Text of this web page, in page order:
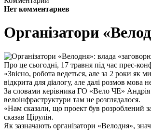
Нет комментариев
Організатори
Про це сьогодні, 17 травня під час прес-
«Звісно, робота ведеться, але за 2 роки
відкрита для діалогу, але далі розмов мова
За словами керівника ГО «Вело ЧЕ» Андрія
велоінфраструктури там не розглядалося.
«Нам сказали, що проект був розроблений
сказав Цірулін.
Як зазначають організатори «Велодня»,